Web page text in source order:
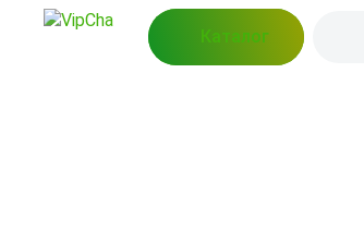
Каталог